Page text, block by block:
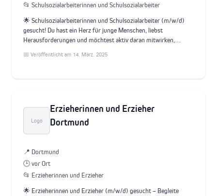
📂 Schulsozialarbeiterinnen und Schulsozialarbeiter
🌟 Schulsozialarbeiterinnen und Schulsozialarbeiter (m/w/d)
gesucht! Du hast ein Herz für junge Menschen, liebst
Herausforderungen und möchtest aktiv daran mitwirken,…
📅 Veröffentlicht am 14. März. 2025
Logo
Erzieherinnen und Erzieher
Dortmund
📍 Dortmund
🕒 vor Ort
📂 Erzieherinnen und Erzieher
🌟 Erzieherinnen und Erzieher (m/w/d) gesucht – Begleite